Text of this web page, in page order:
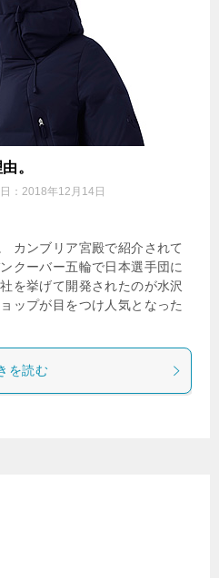
。
： 2018年12月14日
カンブリア宮殿で紹介されて
クーバー五輪で日本選手団に
を挙げて開発されたのが水沢
ップが目をつけ人気となった
を読む